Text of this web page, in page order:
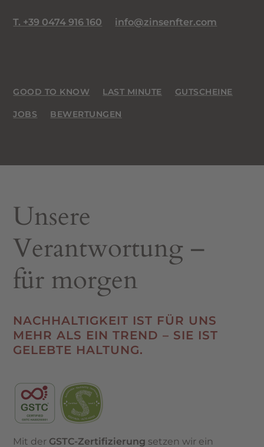
T. +39 0474 916 160 info@zinsenfter.com
GOOD TO KNOW LAST MINUTE GUTSCHEINE
JOBS BEWERTUNGEN
Unsere
Verantwortung –
für morgen
NACHHALTIGKEIT IST FÜR UNS
MEHR ALS EIN TREND – SIE IST
GELEBTE HALTUNG.
Mit der GSTC-Zertifizierung setzen wir ein